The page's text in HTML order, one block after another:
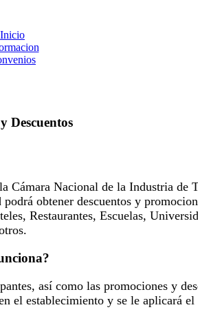
Inicio
Descuentos
Nacional de la Industria de
obtener descuentos y
Restaurantes, Escuelas,
así como las promociones y
el establecimiento y se le aplicará